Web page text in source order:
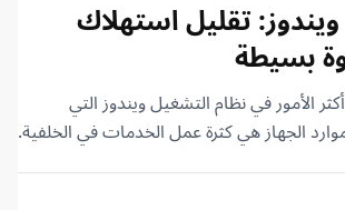
تقليل استهلاك
بسيطة
الأمور في نظام التشغيل ويندوز التي
الجهاز هي كثرة عمل الخدمات في الخلفية.
مثل الرامات، المعالج، كارت الشاشة،